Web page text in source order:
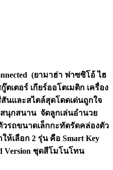
(ยามาฮ่า ฟาซซิโอ้ ไฮ
เตอร์ เกียร์ออโตเมติก เครื่อง
นและสไตล์สุดโดดเด่นถูกใจ
นุกสนาน จัดลูกเล่นอำนวย
รถขนาดเล็กกะทัดรัดคล่องตัว
ห้เลือก 2 รุ่น คือ Smart Key
Version ชุดสีโมโนโทน